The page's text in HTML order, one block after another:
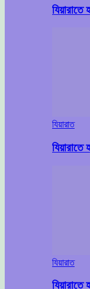
যিয়ারাত
যিয়ারাত
যিয়ারাতে